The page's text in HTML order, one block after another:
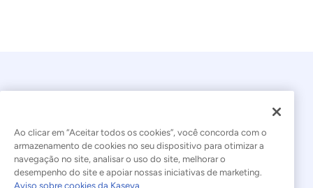
© 2026 Kaseya. Todos os direitos reservados.
Ao clicar em “Aceitar todos os cookies”, você concorda com o
armazenamento de cookies no seu dispositivo para otimizar a
navegação no site, analisar o uso do site, melhorar o
desempenho do site e apoiar nossas iniciativas de marketing.
Aviso sobre cookies da Kaseya